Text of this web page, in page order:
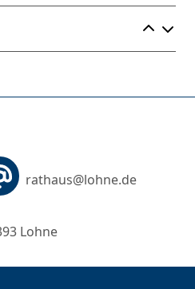
rathaus@lohne.de
Lohne